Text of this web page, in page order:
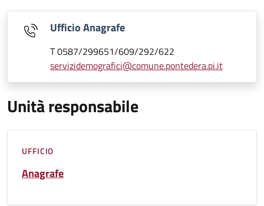
Ufficio Anagrafe
T 0587/299651/609/292/622
servizidemografici@comune.pontedera.pi.it
Unità responsabile
UFFICIO
Anagrafe